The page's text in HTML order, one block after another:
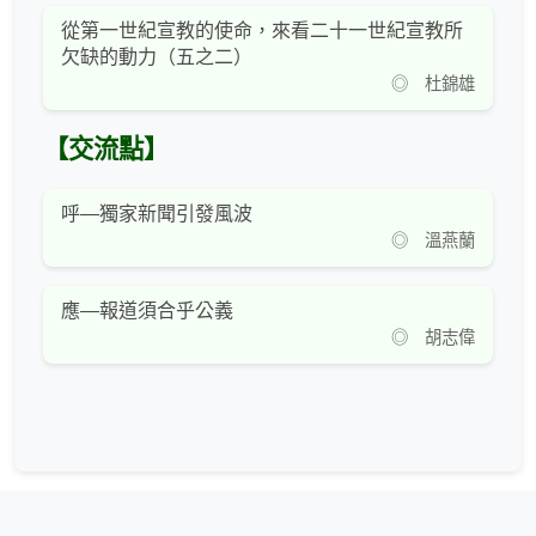
從第一世紀宣教的使命，來看二十一世紀宣教所
欠缺的動力（五之二）
◎ 杜錦雄
【交流點】
呼—獨家新聞引發風波
◎ 溫燕蘭
應—報道須合乎公義
◎ 胡志偉